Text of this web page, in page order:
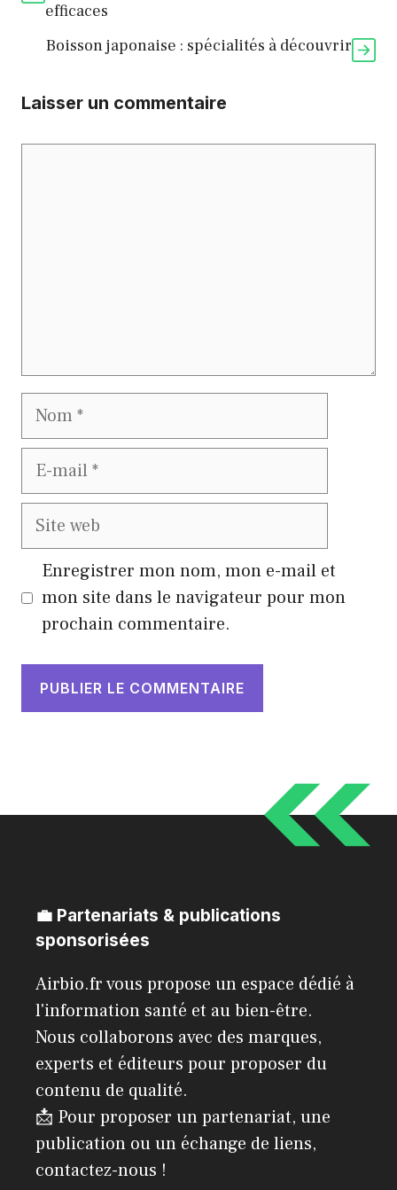
efficaces
Boisson japonaise : spécialités à découvrir
Laisser un commentaire
Nom
E-
Site
Enregistrer mon nom, mon e-mail et
mon site dans le navigateur pour mon
prochain commentaire.
💼 Partenariats & publications
sponsorisées
Airbio.fr vous propose un espace dédié à
l'information santé et au bien-être.
Nous collaborons avec des marques,
experts et éditeurs pour proposer du
contenu de qualité.
📩 Pour proposer un partenariat, une
publication ou un échange de liens,
contactez-nous !